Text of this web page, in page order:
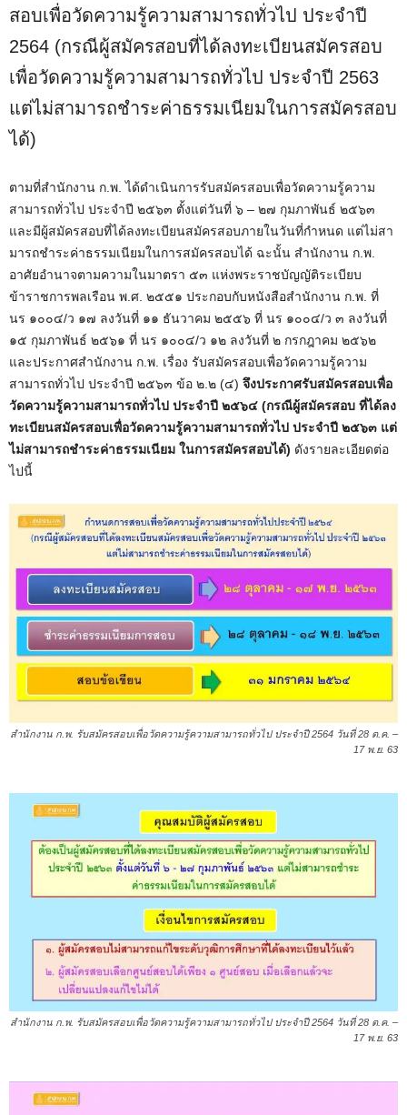
สอบเพื่อวัดความรู้ความสามารถทั่วไป ประจำปี
2564 (กรณีผู้สมัครสอบที่ได้ลงทะเบียนสมัครสอบ
เพื่อวัดความรู้ความสามารถทั่วไป ประจำปี 2563
แต่ไม่สามารถชำระค่าธรรมเนียมในการสมัครสอบ
ได้)
ตามที่สํานักงาน ก.พ. ได้ดําเนินการรับสมัครสอบเพื่อวัดความรู้ความ
สามารถทั่วไป ประจําปี ๒๕๖๓ ตั้งแต่วันที่ ๖ – ๒๗ กุมภาพันธ์ ๒๕๖๓
และมีผู้สมัครสอบที่ได้ลงทะเบียนสมัครสอบภายในวันที่กําหนด แต่ไม่สา
มารถชําระค่าธรรมเนียมในการสมัครสอบได้ ฉะนั้น สํานักงาน ก.พ.
อาศัยอํานาจตามความในมาตรา ๕๓ แห่งพระราชบัญญัติระเบียบ
ข้าราชการพลเรือน พ.ศ. ๒๕๕๑ ประกอบกับหนังสือสํานักงาน ก.พ. ที่
นร ๑๐๐๔/ว ๑๗ ลงวันที่ ๑๑ ธันวาคม ๒๕๕๖ ที่ นร ๑๐๐๔/ว ๓ ลงวันที่
๑๕ กุมภาพันธ์ ๒๕๖๑ ที่ นร ๑๐๐๔/ว ๑๒ ลงวันที่ ๒ กรกฎาคม ๒๕๖๒
และประกาศสํานักงาน ก.พ. เรื่อง รับสมัครสอบเพื่อวัดความรู้ความ
สามารถทั่วไป ประจําปี ๒๕๖๓ ข้อ ๒.๒ (๔) จึงประกาศรับสมัครสอบเพื่อ
วัดความรู้ความสามารถทั่วไป ประจําปี ๒๕๖๔ (กรณีผู้สมัครสอบ ที่ได้ลง
ทะเบียนสมัครสอบเพื่อวัดความรู้ความสามารถทั่วไป ประจําปี ๒๕๖๓ แต่
ไม่สามารถชําระค่าธรรมเนียม ในการสมัครสอบได้) ดังรายละเอียดต่อ
ไปนี้
สำนักงาน ก.พ. รับสมัครสอบเพื่อวัดความรู้ความสามารถทั่วไป ประจำปี 2564 วันที่ 28 ต.ค. –
17 พ.ย. 63
สำนักงาน ก.พ. รับสมัครสอบเพื่อวัดความรู้ความสามารถทั่วไป ประจำปี 2564 วันที่ 28 ต.ค. –
17 พ.ย. 63